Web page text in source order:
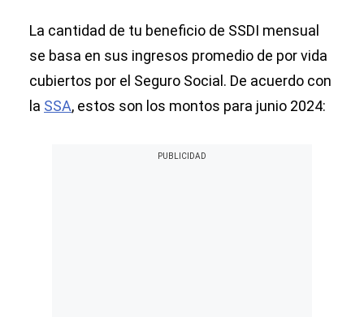
La cantidad de tu beneficio de SSDI mensual
se basa en sus ingresos promedio de por vida
cubiertos por el Seguro Social. De acuerdo con
la SSA, estos son los montos para junio 2024: